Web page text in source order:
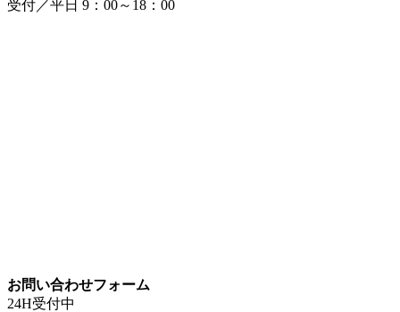
受付／平日 9：00～18：00
お問い合わせフォーム
24H受付中